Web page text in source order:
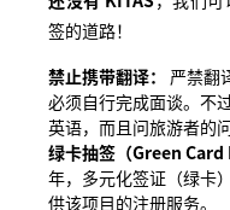
签的道路！
禁止携带翻译：
严禁翻
必须自行完成面谈。不
英语，而且问旅游者的
绿卡抽签（Green Card
年，多元化签证（绿卡
供该项目的注册服务。